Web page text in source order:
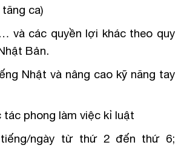
ca)
và các quyền lợi khác theo quy
Bản.
Nhật và nâng cao kỹ năng tay
phong làm việc kỉ luật
ngày từ thứ 2 đến thứ 6;